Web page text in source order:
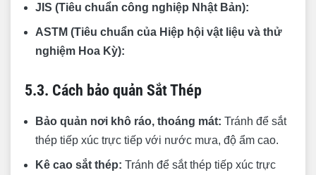
JIS (Tiêu chuẩn công nghiệp Nhật Bản):
ASTM (Tiêu chuẩn của Hiệp hội vật liệu và thử
nghiệm Hoa Kỳ):
5.3. Cách bảo quản Sắt Thép
Bảo quản nơi khô ráo, thoáng mát: Tránh để sắt
thép tiếp xúc trực tiếp với nước mưa, độ ẩm cao.
Kê cao sắt thép: Tránh để sắt thép tiếp xúc trực